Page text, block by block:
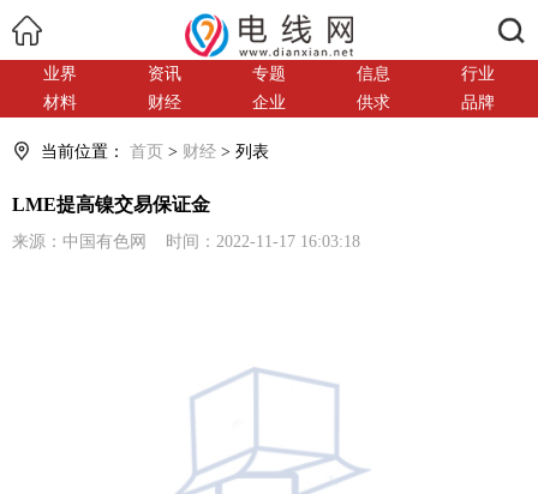
业界 资讯 专题 信息
行业
材料
财经 企业 供求 品牌
当前位置： 首页 > 财经 > 列表
LME提高镍交易保证金
来源：中国有色网 时间：2022-11-17 16:03:18